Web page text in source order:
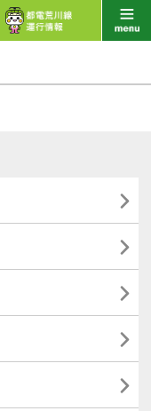




